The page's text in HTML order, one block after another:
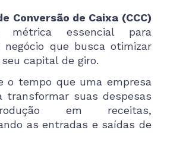
Conversão de Caixa (CCC)
essencial para
negócio que busca otimizar
capital de giro.
o tempo que uma empresa
transformar suas despesas
em receitas,
as entradas e saídas de